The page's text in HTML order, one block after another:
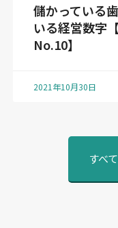
儲かっている
いる経営数字
No.10】
2021年10月30日
すべ